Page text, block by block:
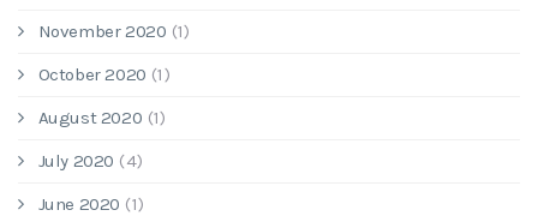
November 2020 (1)
October 2020 (1)
August 2020 (1)
July 2020 (4)
June 2020 (1)